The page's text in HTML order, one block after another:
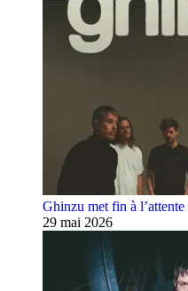
Ghinzu met fin à
29 mai 2026